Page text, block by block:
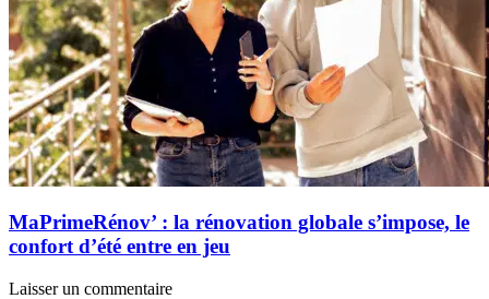
MaPrimeRénov’ : la rénovation globale s’impose, le
confort d’été entre en jeu
Laisser un commentaire